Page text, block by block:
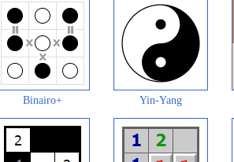
Binairo+ Yin-Yang